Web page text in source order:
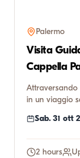
Palermo
Visita
Cappella
Attraversando
in un viaggio
Sab. 31 ott
2 hours